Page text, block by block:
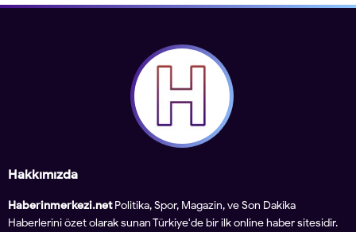
Hakkımızda
Haberinmerkezi.netPolitika, Spor, Magazin, ve Son Dakika
Haberlerini özet olarak sunan Türkiye'de bir ilk online haber sitesidir.